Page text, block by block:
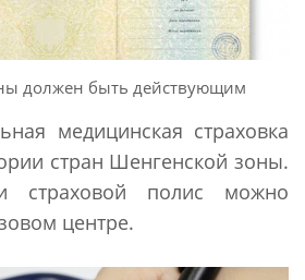
должен быть действующим
медицинская страховка
стран Шенгенской зоны.
страховой полис можно
центре.